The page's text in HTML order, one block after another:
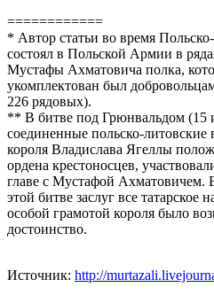
============
* Автор статьи во время
состоял в Польской Армии в
Мустафы Ахматовича полка,
укомплектован был
226 рядовых).
** В битве под Грюнвальдом (15
соединенные польско-литовские
короля Владислава Ягеллы
ордена крестоносцев,
главе с Мустафой Ахматовичем.
этой битве заслуг все
особой грамотой короля было
достоинство.
Источник: http://